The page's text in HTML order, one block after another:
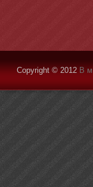
Copyright © 2012 В